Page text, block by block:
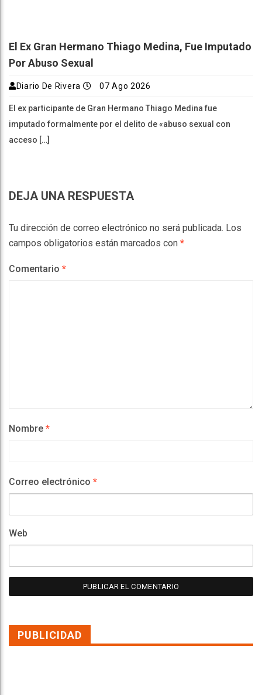
El Ex Gran Hermano Thiago Medina, Fue Imputado
Por Abuso Sexual
Diario De Rivera 07 Ago 2026
El ex participante de Gran Hermano Thiago Medina fue
imputado formalmente por el delito de «abuso sexual con
acceso […]
DEJA UNA RESPUESTA
Tu dirección de correo electrónico no será publicada. Los
campos obligatorios están marcados con *
Comentario *
Nombre *
Correo electrónico *
Web
PUBLICIDAD